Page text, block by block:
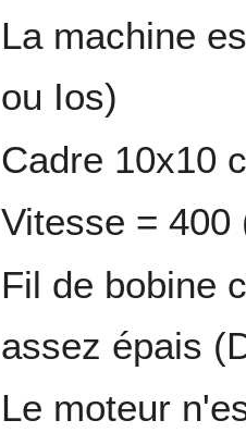
La machine
ou Ios)
Cadre 10x10
Vitesse = 400
Fil de bobine
assez épais
Le moteur